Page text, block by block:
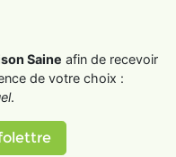
Saine afin de recevoir
de votre choix :
.